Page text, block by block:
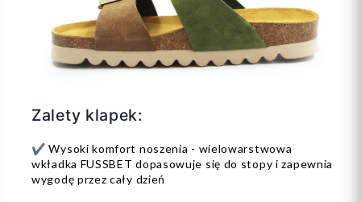
Zalety klapek:
✔️ Wysoki komfort noszenia - wielowarstwowa
wkładka FUSSBET dopasowuje się do stopy i zapewnia
wygodę przez cały dzień